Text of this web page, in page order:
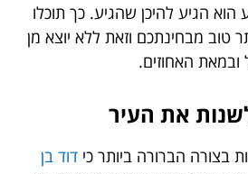
הוא הגיע להיכן שהגיע. כך תוכלו
טוב מבחינתכם וזאת ללא יוצא מן
ובמאת האחוזים.
את העיר
בצורה הברורה ביותר כי דוד בן